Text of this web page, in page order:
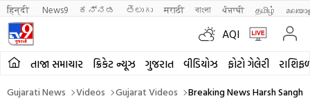
हिन्दी News9 ಕನ್ನಡ తెలుగు मराठी বাংলা ਪੰਜਾਬੀ தமிழ்
AQI
તાજા સમાચાર ક્રિકેટ ન્યૂઝ ગુજરાત વીડિયોઝ ફોટો ગેલેરી
Gujarati News Videos Gujarat Videos Breaking News Harsh